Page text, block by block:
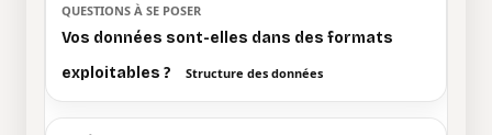
Vos données sont-elles dans des formats
exploitables ?
Structure des données